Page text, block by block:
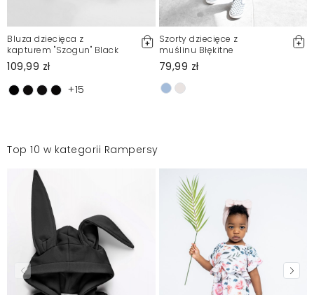
Bluza dziecięca z
kapturem ''Szogun" Black
109,99 zł
+15
Szorty dziecięce z
muślinu Błękitne
79,99 zł
Top 10 w kategorii Rampersy